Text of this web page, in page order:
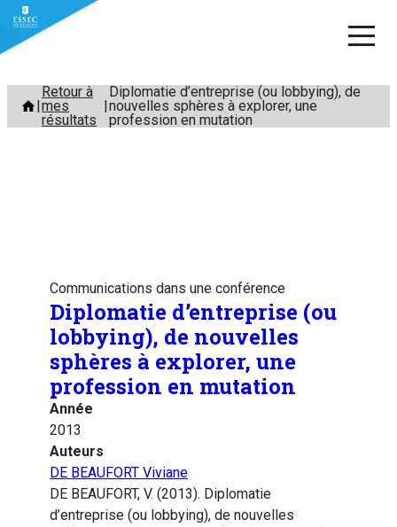
Aller
contenu
Retour à
mes
résultats
Diplomatie d’entreprise (ou lobbying), de
nouvelles sphères à explorer, une
profession en mutation
Communications dans une conférence
Diplomatie d’entreprise (ou
lobbying), de nouvelles
sphères à explorer, une
profession en mutation
Année
2013
Auteurs
DE BEAUFORT Viviane
DE BEAUFORT, V. (2013). Diplomatie
d’entreprise (ou lobbying), de nouvelles